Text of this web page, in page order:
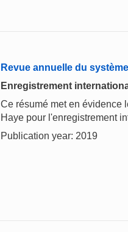
Revue annuelle du
Enregistrement
Ce résumé met en évidence
Haye pour l'enregistrement
Publication year: 2019